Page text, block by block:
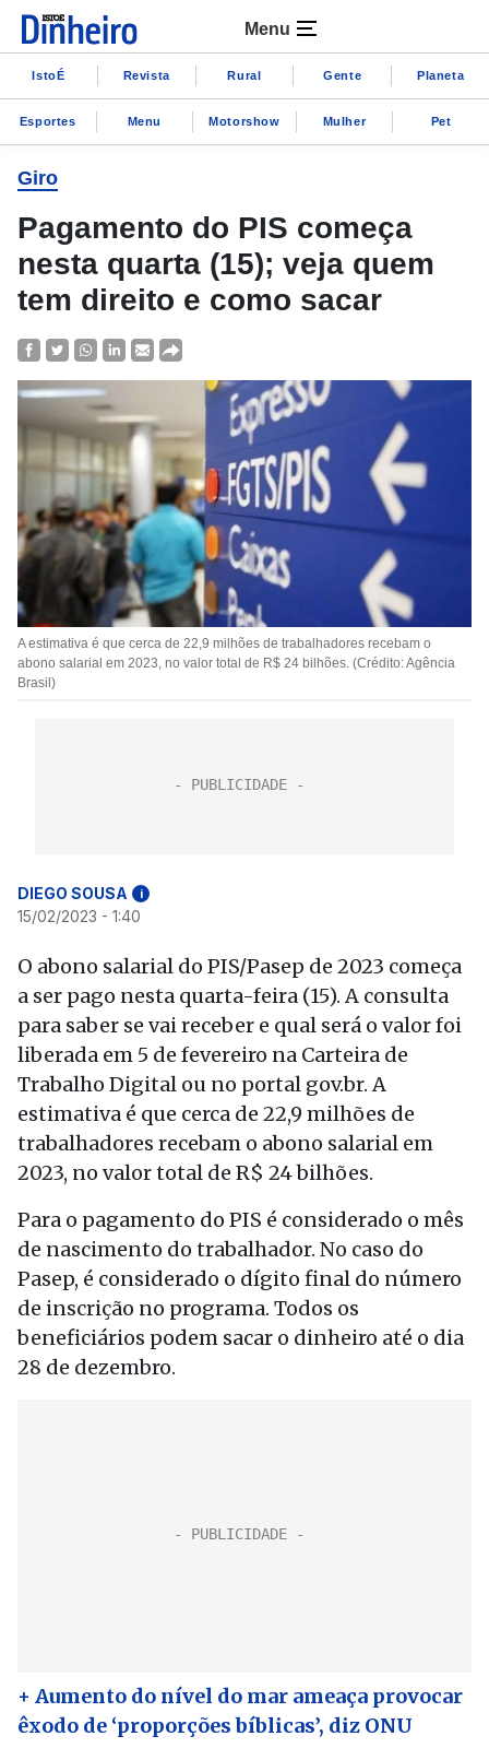
Menu
IstoÉ Revista Rural Gente Planeta
Esportes Menu Motorshow Mulher Pet
Giro
Pagamento do PIS começa
nesta quarta (15); veja quem
tem direito e como sacar
A estimativa é que cerca de 22,9 milhões de trabalhadores recebam o
abono salarial em 2023, no valor total de R$ 24 bilhões. (Crédito: Agência
Brasil)
DIEGO SOUSA i
15/02/2023 - 1:40
O abono salarial do PIS/Pasep de 2023 começa
a ser pago nesta quarta-feira (15). A consulta
para saber se vai receber e qual será o valor foi
liberada em 5 de fevereiro na Carteira de
Trabalho Digital ou no portal gov.br. A
estimativa é que cerca de 22,9 milhões de
trabalhadores recebam o abono salarial em
2023, no valor total de R$ 24 bilhões.
Para o pagamento do PIS é considerado o mês
de nascimento do trabalhador. No caso do
Pasep, é considerado o dígito final do número
de inscrição no programa. Todos os
beneficiários podem sacar o dinheiro até o dia
28 de dezembro.
+ Aumento do nível do mar ameaça provocar
êxodo de ‘proporções bíblicas’, diz ONU